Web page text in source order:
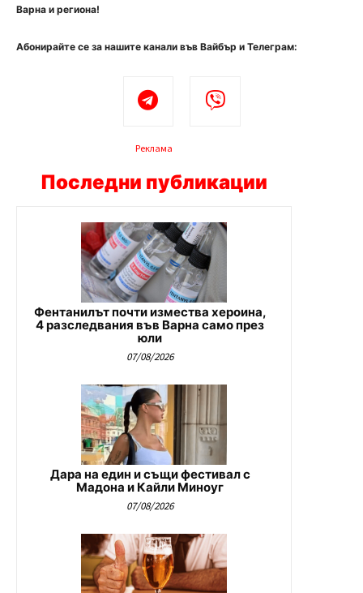
Варна и региона!
Абонирайте се за нашите канали във Вайбър и Телеграм:
Реклама
Последни публикации
Фентанилът почти измества хероина,
4 разследвания във Варна само през
юли
07/08/2026
Дара на един и същи фестивал с
Мадона и Кайли Миноуг
07/08/2026